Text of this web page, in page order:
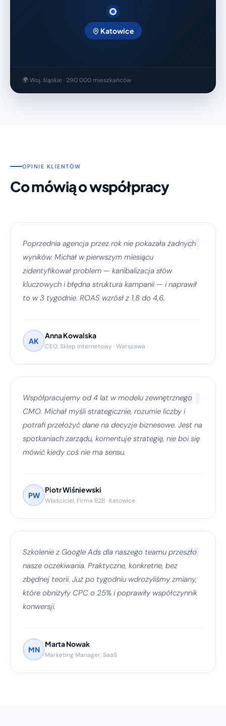
Katowice
🌍 Woj. śląskie · 290 000 mieszkańców
OPINIE KLIENTÓW
Co mówią o współpracy
"
Poprzednia agencja przez rok nie pokazała żadnych
wyników. Michał w pierwszym miesiącu
zidentyfikował problem — kanibalizacja słów
kluczowych i błędna struktura kampanii — i naprawił
to w 3 tygodnie. ROAS wzrósł z 1,8 do 4,6.
AK
Anna Kowalska
CEO, Sklep internetowy · Warszawa
"
Współpracujemy od 4 lat w modelu zewnętrznego
CMO. Michał myśli strategicznie, rozumie liczby i
potrafi przełożyć dane na decyzje biznesowe. Jest na
spotkaniach zarządu, komentuje strategię, nie boi się
mówić kiedy coś nie ma sensu.
PW
Piotr Wiśniewski
Właściciel, Firma B2B · Katowice
"
Szkolenie z Google Ads dla naszego teamu przeszło
nasze oczekiwania. Praktyczne, konkretne, bez
zbędnej teorii. Już po tygodniu wdrożyliśmy zmiany,
które obniżyły CPC o 25% i poprawiły współczynnik
konwersji.
MN
Marta Nowak
Marketing Manager, SaaS